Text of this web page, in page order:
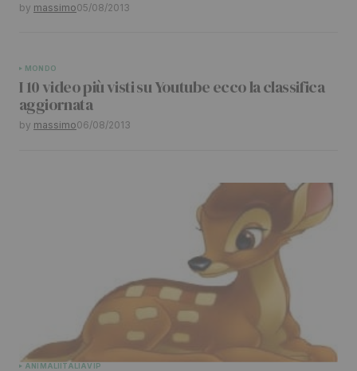
by massimo05/08/2013
MONDO
I 10 video più visti su Youtube ecco la classifica
aggiornata
by massimo06/08/2013
ANIMALIITALIAVIP